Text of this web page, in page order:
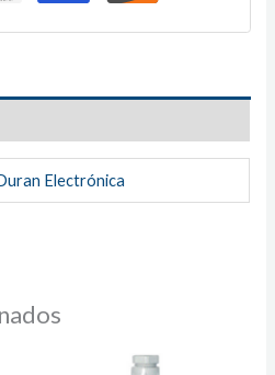
Electrónica